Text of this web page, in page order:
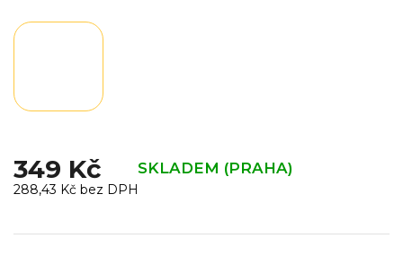
349 Kč SKLADEM (PRAHA)
288,43 Kč bez DPH
cena: